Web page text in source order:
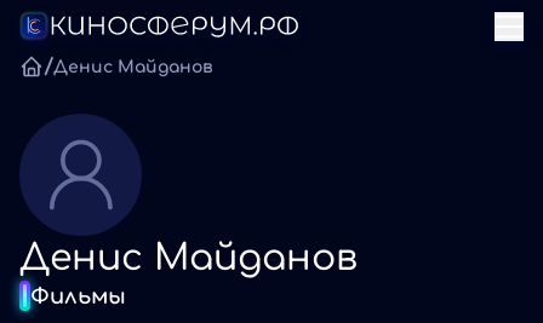
/Денис Майданов
Денис Майданов
Фильмы